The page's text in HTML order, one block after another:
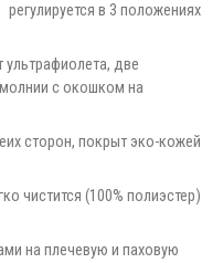
регулируется в 3 положениях
ультрафиолета, две
с окошком на
сторон, покрыт эко-кожей
чистится (100% полиэстер)
на плечевую и паховую